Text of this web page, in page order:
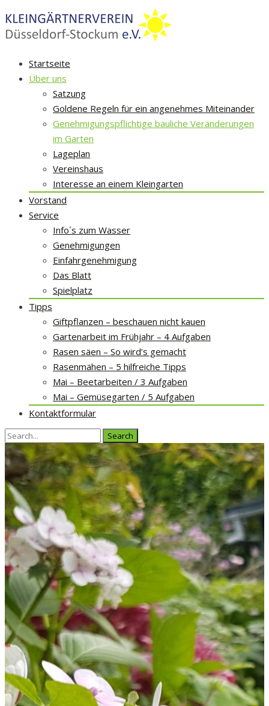
Skip
Startseite
Über uns
Satzung
Goldene Regeln für ein angenehmes Miteinander
Genehmigungspflichtige bauliche Veränderungen
im Garten
Lageplan
Vereinshaus
Interesse an einem Kleingarten
Vorstand
Service
Info´s zum Wasser
Genehmigungen
Einfahrgenehmigung
Das Blatt
Spielplatz
Tipps
Giftpflanzen – beschauen nicht kauen
Gartenarbeit im Frühjahr – 4 Aufgaben
Rasen säen – So wird’s gemacht
Rasenmähen – 5 hilfreiche Tipps
Mai – Beetarbeiten / 3 Aufgaben
Mai – Gemüsegarten / 5 Aufgaben
Kontaktformular
Search
for: